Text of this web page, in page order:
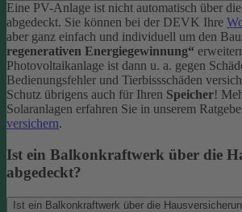
Eine PV-Anlage ist nicht automatisch über
abgedeckt. Sie können bei der DEVK Ihre
aber ganz einfach und individuell um den
regenerativen Energiegewinnung“
Photovoltaikanlage ist dann u. a. gegen
Bedienungsfehler und Tierbissschäden
Schutz übrigens auch für Ihren Speicher!
Solaranlagen erfahren Sie in unserem
versichern.
Ist ein Balkonkraftwerk über die
abgedeckt?
Ist ein Balkonkraftwerk über die